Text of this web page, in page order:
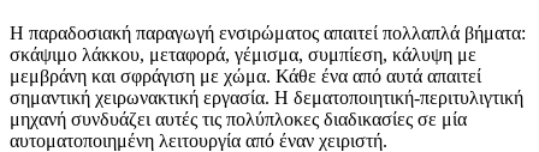
Η παραδοσιακή παραγωγή ενσιρώματος απαιτεί πολλαπλά βήματα:
σκάψιμο λάκκου, μεταφορά, γέμισμα, συμπίεση, κάλυψη με
μεμβράνη και σφράγιση με χώμα. Κάθε ένα από αυτά απαιτεί
σημαντική χειρωνακτική εργασία. Η δεματοποιητική-περιτυλιγτική
μηχανή συνδυάζει αυτές τις πολύπλοκες διαδικασίες σε μία
αυτοματοποιημένη λειτουργία από έναν χειριστή.